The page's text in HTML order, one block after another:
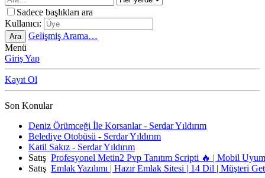
Sadece başlıkları ara
Kullanıcı:
Ara
Gelişmiş Arama…
Menü
Giriş Yap
Kayıt Ol
Son Konular
Deniz Örümceği İle Korsanlar - Serdar Yıldırım
Belediye Otobüsü - Serdar Yıldırım
Katil Sakız - Serdar Yıldırım
Satış Profesyonel Metin2 Pvp Tanıtım Scripti 🔥 | Mobil
Satış Emlak Yazılımı | Hazır Emlak Sitesi | 14 Dil | Müşteri